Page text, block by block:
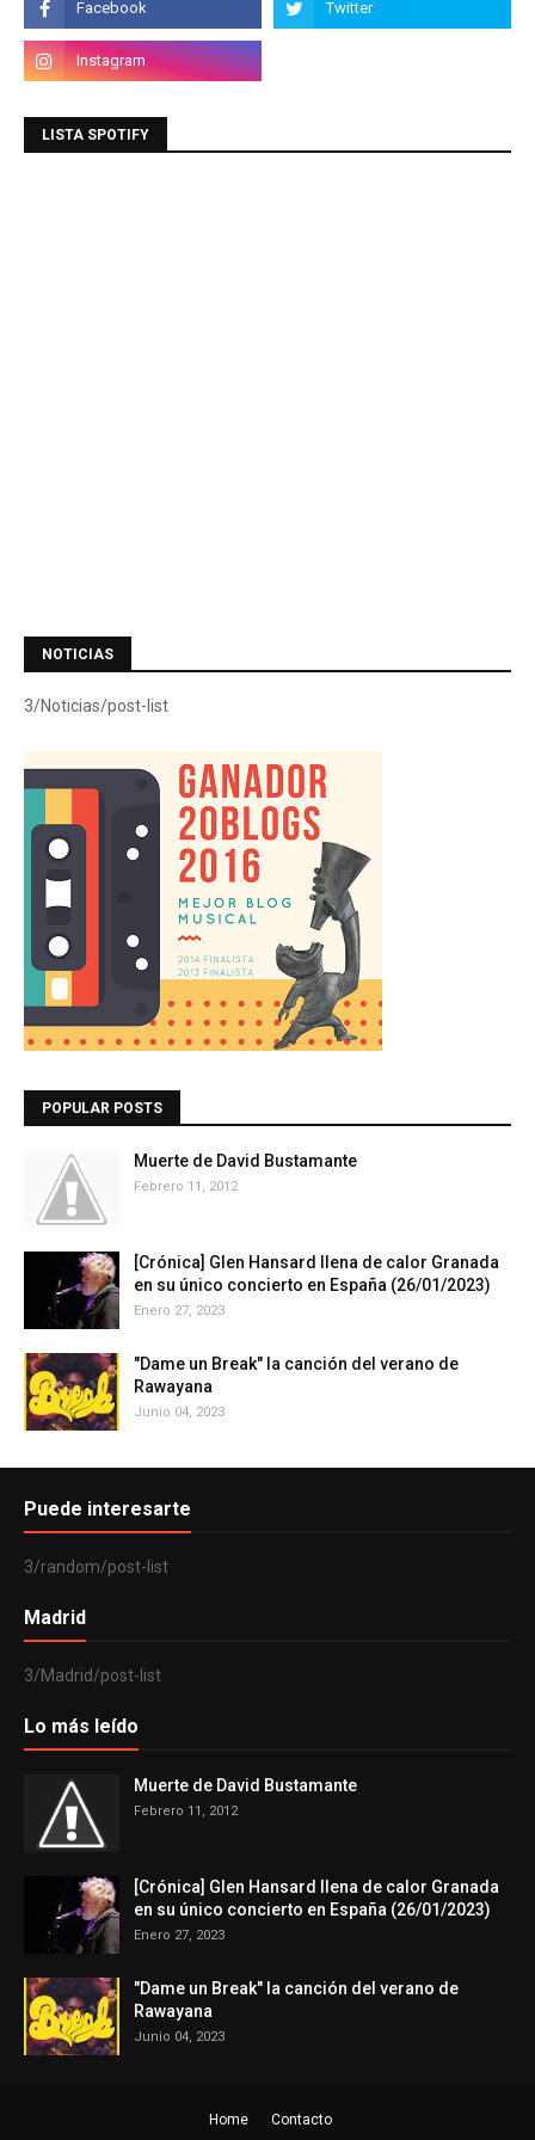
LISTA SPOTIFY
NOTICIAS
3/Noticias/post-list
POPULAR POSTS
Muerte de David Bustamante
Febrero 11, 2012
[Crónica] Glen Hansard llena de calor Granada
en su único concierto en España (26/01/2023)
Enero 27, 2023
"Dame un Break" la canción del verano de
Rawayana
Junio 04, 2023
Puede interesarte
3/random/post-list
Madrid
3/Madrid/post-list
Lo más leído
Muerte de David Bustamante
Febrero 11, 2012
[Crónica] Glen Hansard llena de calor Granada
en su único concierto en España (26/01/2023)
Enero 27, 2023
"Dame un Break" la canción del verano de
Rawayana
Junio 04, 2023
Home Contacto